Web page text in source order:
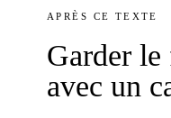
APRÈS CE TEXTE
Garder le
avec un